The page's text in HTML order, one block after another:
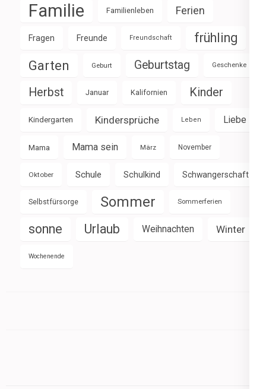
Familie Familienleben Ferien
Fragen Freunde Freundschaft frühling
Garten Geburt Geburtstag Geschenke
Herbst Januar Kalifornien Kinder
Kindergarten Kindersprüche Leben Liebe
Mama Mama sein März November
Oktober Schule Schulkind Schwangerschaft
Selbstfürsorge Sommer Sommerferien
sonne Urlaub Weihnachten Winter
Wochenende